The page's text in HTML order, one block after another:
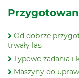
Od dobrze
trwały las
Typowe zadania i
Maszyny do